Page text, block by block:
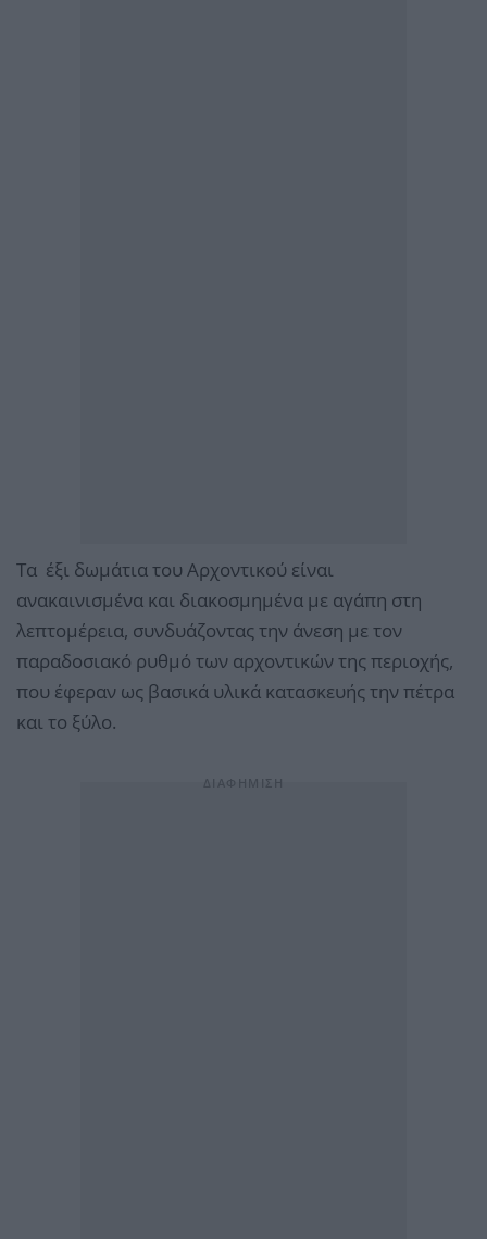
Τα έξι δωμάτια του Αρχοντικού είναι
ανακαινισμένα και διακοσμημένα με αγάπη στη
λεπτομέρεια, συνδυάζοντας την άνεση με τον
παραδοσιακό ρυθμό των αρχοντικών της περιοχής,
που έφεραν ως βασικά υλικά κατασκευής την πέτρα
και το ξύλο.